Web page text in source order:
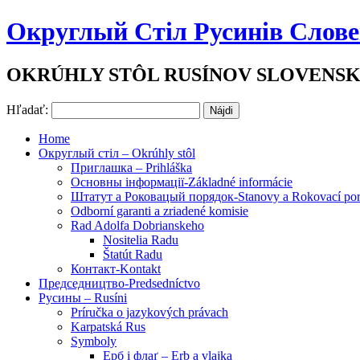
Округлый Стіл Русинів
OKRÚHLY STÔL RUSÍNOV
Hľadať:
Home
Округлый стіл – Okrúhly stôl
Приглашка – Prihláška
Основны інформації-Základné informácie
Штатут a Роковацый порядок-Stanovy a Rokovací
Odborní garanti a zriadené komisie
Rad Adolfa Dobrianskeho
Nositelia Radu
Štatút Radu
Контакт-Kontakt
Председництво-Predsedníctvo
Русины – Rusíni
Príručka o jazykových právach
Karpatská Rus
Symboly
Ерб і флаґ – Erb a vlajka